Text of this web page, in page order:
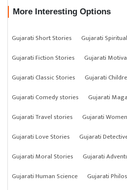
More Interesting Options
Gujarati Short Stories
Gujarati
Gujarati Fiction Stories
Gujarati
Gujarati Classic Stories
Gujarati
Gujarati Comedy stories
Gujarati
Gujarati Travel stories
Gujarati
Gujarati Love Stories
Gujarati
Gujarati Moral Stories
Gujarati
Gujarati Human Science
Gujarati